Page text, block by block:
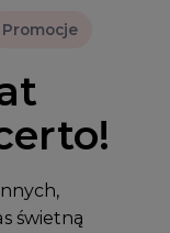
Promocje
świetną